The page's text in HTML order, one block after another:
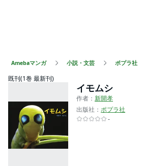
Amebaマンガ 小説・文芸 ポプラ社
既刊(1巻 最新刊)
イモムシ
作者： 新開孝
出版社： ポプラ社
-